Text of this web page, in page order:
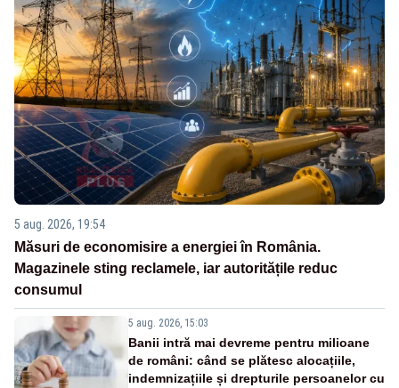
5 aug. 2026, 19:54
Măsuri de economisire a energiei în România.
Magazinele sting reclamele, iar autoritățile reduc
consumul
5 aug. 2026, 15:03
Banii intră mai devreme pentru milioane
de români: când se plătesc alocațiile,
indemnizațiile și drepturile persoanelor cu